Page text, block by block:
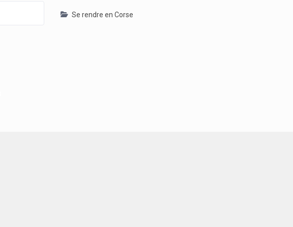
Se rendre en Corse